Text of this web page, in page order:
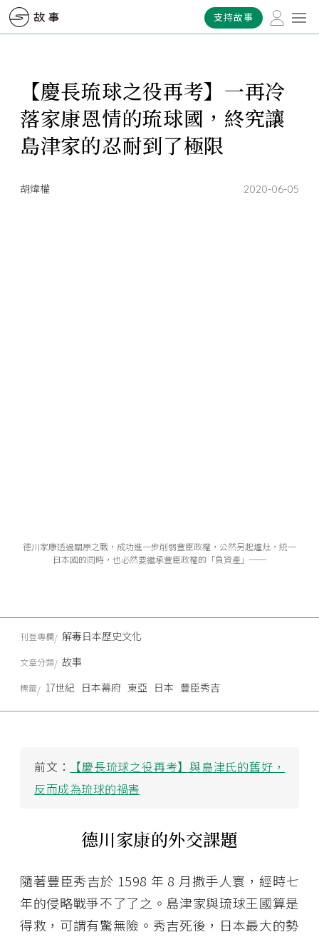
支持故事
【慶長琉球之役再考】一再冷
落家康恩情的琉球國，終究讓
島津家的忍耐到了極限
胡煒權 2020-06-05
德川家康透過關原之戰，成功進一步削弱豐臣政權，公然另起爐灶，統一
日本國的同時，也必然要繼承豐臣政權的「負資產」──
前文：
【慶長琉球之役再考】與島津氏的舊好，
反而成為琉球的禍害
德川家康的外交課題
隨著豐臣秀吉於 1598 年 8 月撒手人寰，經時七
年的侵略戰爭不了了之。島津家與琉球王國算是
得救，可謂有驚無險。秀吉死後，日本最大的勢
刊登專欄 解毒日本歷史文化
文章分類 故事
標籤 17世紀 日本幕府 東亞 日本 豐臣秀吉